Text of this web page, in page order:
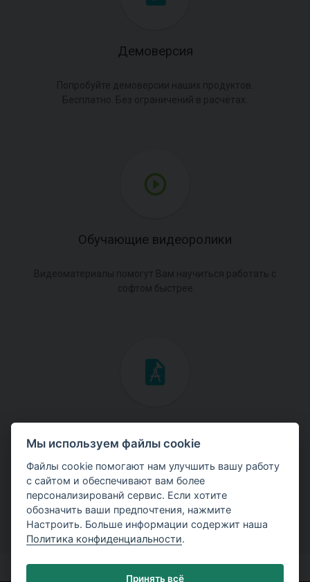
Демоверсия
Обучающие видеоролики
Скачайте мануалы с теоретическими и практическими
примерами использования программ.
Мы используем файлы cookie
Файлы cookie помогают нам улучшить вашу работу
с сайтом и обеспечивают вам более
персонализированй сервис. Если хотите
обозначить ваши предпочтения, нажмите
Настроить. Больше информации содержит наша
Политика конфиденциальности.
Принять всё